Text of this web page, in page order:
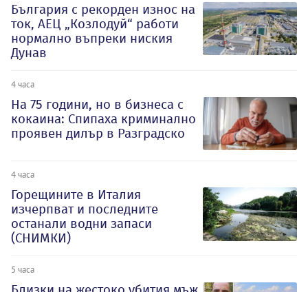
България с рекорден износ на
ток, АЕЦ „Козлодуй“ работи
нормално въпреки ниския
Дунав
4 часа
На 75 години, но в бизнеса с
кокаина: Спипаха криминално
проявен дилър в Разградско
4 часа
Горещините в Италия
изчерпват и последните
останали водни запаси
(СНИМКИ)
5 часа